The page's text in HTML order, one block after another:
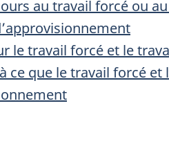
au travail forcé ou
le travail forcé et le
ce que le travail forcé